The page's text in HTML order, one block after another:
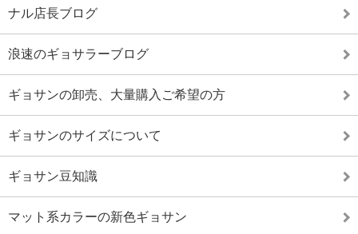
ナル店長ブログ
浪速のギョサラーブログ
ギョサンの卸売、大量購入ご希望の方
ギョサンのサイズについて
ギョサン豆知識
マット系カラーの新色ギョサン